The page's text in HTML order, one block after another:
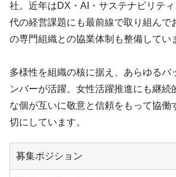
社。近年はDX・AI・サステナビリテ
代の経営課題にも最前線で取り組んで
の専門組織との協業体制も整備してい
多様性を組織の核に据え、あらゆるバ
ンバーが活躍。女性活躍推進にも継続
な個が互いに敬意と信頼をもって協働
切にしています。
募集ポジション